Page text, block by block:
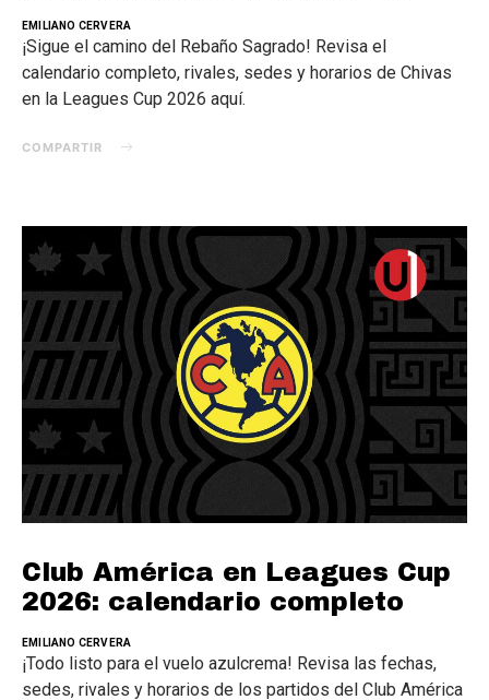
EMILIANO CERVERA
¡Sigue el camino del Rebaño Sagrado! Revisa el
calendario completo, rivales, sedes y horarios de Chivas
en la Leagues Cup 2026 aquí.
COMPARTIR
Club América en Leagues Cup
2026: calendario completo
EMILIANO CERVERA
¡Todo listo para el vuelo azulcrema! Revisa las fechas,
sedes, rivales y horarios de los partidos del Club América